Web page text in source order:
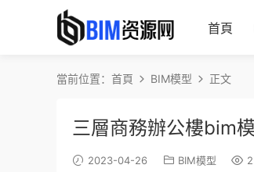
首頁
當前位置： 首頁 BIM模型 正文
三層商務辦公樓bim
2023-04-26 BIM模型